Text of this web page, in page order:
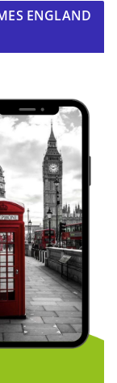
ENGLAND